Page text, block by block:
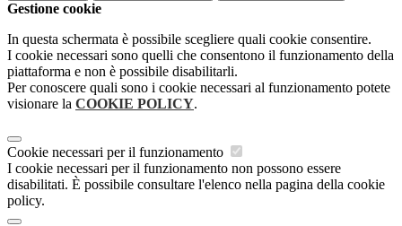
Gestione cookie
In questa schermata è possibile scegliere quali cookie consentire.
I cookie necessari sono quelli che consentono il funzionamento della
piattaforma e non è possibile disabilitarli.
Per conoscere quali sono i cookie necessari al funzionamento potete
visionare la COOKIE POLICY.
Cookie necessari per il funzionamento
I cookie necessari per il funzionamento non possono essere
disabilitati. È possibile consultare l'elenco nella pagina della cookie
policy.